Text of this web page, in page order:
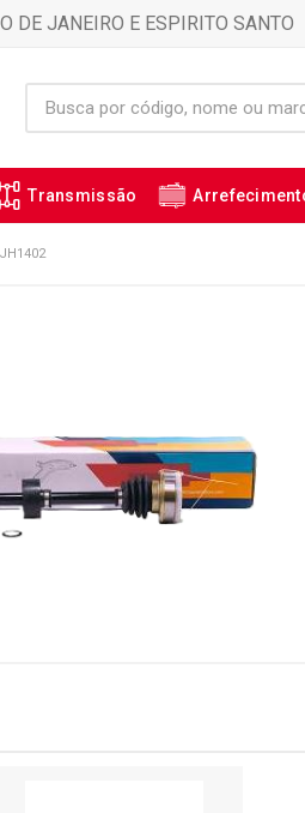
DE JANEIRO E ESPIRITO SANTO
Transmissão